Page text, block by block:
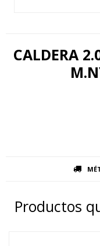
CALDERA
Productos